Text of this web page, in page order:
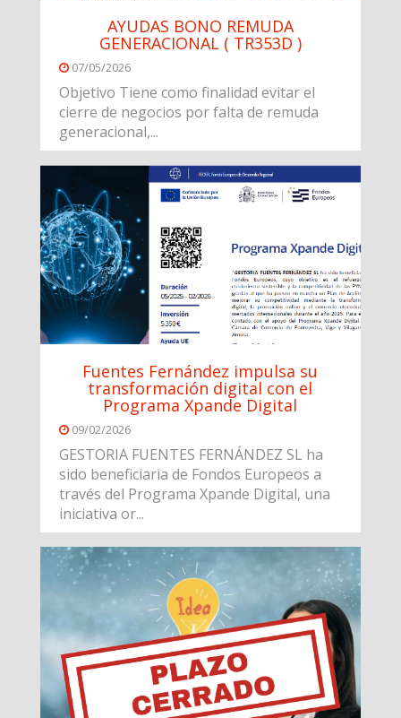
AYUDAS BONO REMUDA
GENERACIONAL ( TR353D )
07/05/2026
Objetivo Tiene como finalidad evitar el
cierre de negocios por falta de remuda
generacional,...
Fuentes Fernández impulsa su
transformación digital con el
Programa Xpande Digital
09/02/2026
GESTORIA FUENTES FERNÁNDEZ SL ha
sido beneficiaria de Fondos Europeos a
través del Programa Xpande Digital, una
iniciativa or...